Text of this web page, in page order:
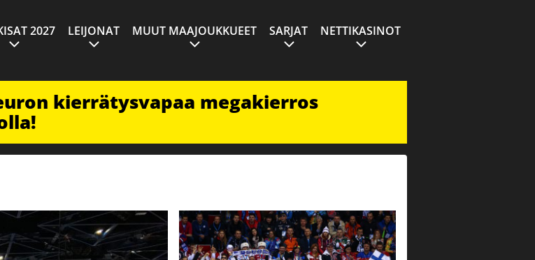
2027 LEIJONAT MUUT MAAJOUKKUEET SARJAT NETTIKASINOT
kierrätysvapaa megakierros